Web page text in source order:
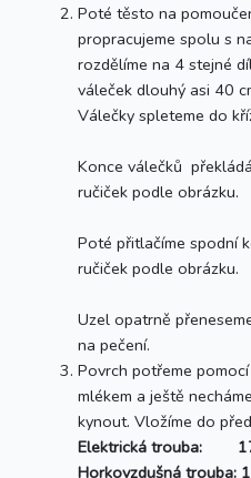
Poté těsto na
propracujeme spolu s
rozdělíme na 4 stejné
váleček dlouhý asi 40
Válečky spleteme do
Konce válečků
ručiček podle obrázku.
Poté přitlačíme spodní
ručiček podle obrázku.
Uzel opatrně
na pečení.
Povrch potřeme
mlékem a ještě
kynout. Vložíme do
Elektrická trouba:
Horkovzdušná trouba: